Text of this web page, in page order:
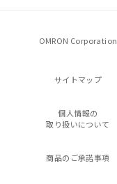
OMRON Corporation
サイトマップ
個人情報の
取り扱いについて
商品のご承諾事項